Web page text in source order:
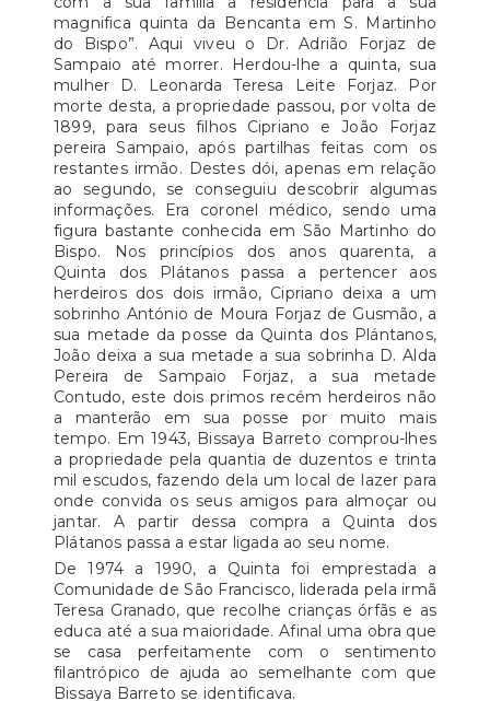
magnifica quinta da Bencanta em S. Martinho
do Bispo”. Aqui viveu o Dr. Adrião Forjaz de
Sampaio até morrer. Herdou-lhe a quinta, sua
mulher D. Leonarda Teresa Leite Forjaz. Por
morte desta, a propriedade passou, por volta de
1899, para seus filhos Cipriano e João Forjaz
pereira Sampaio, após partilhas feitas com os
restantes irmão. Destes dói, apenas em relação
ao segundo, se conseguiu descobrir algumas
informações. Era coronel médico, sendo uma
figura bastante conhecida em São Martinho do
Bispo. Nos princípios dos anos quarenta, a
Quinta dos Plátanos passa a pertencer aos
herdeiros dos dois irmão, Cipriano deixa a um
sobrinho António de Moura Forjaz de Gusmão, a
sua metade da posse da Quinta dos Plántanos,
João deixa a sua metade a sua sobrinha D. Alda
Pereira de Sampaio Forjaz, a sua metade
Contudo, este dois primos recém herdeiros não
a manterão em sua posse por muito mais
tempo. Em 1943, Bissaya Barreto comprou-lhes
a propriedade pela quantia de duzentos e trinta
mil escudos, fazendo dela um local de lazer para
onde convida os seus amigos para almoçar ou
jantar. A partir dessa compra a Quinta dos
Plátanos passa a estar ligada ao seu nome.
De 1974 a 1990, a Quinta foi emprestada a
Comunidade de São Francisco, liderada pela irmã
Teresa Granado, que recolhe crianças órfãs e as
educa até a sua maioridade. Afinal uma obra que
se casa perfeitamente com o sentimento
filantrópico de ajuda ao semelhante com que
Bissaya Barreto se identificava.